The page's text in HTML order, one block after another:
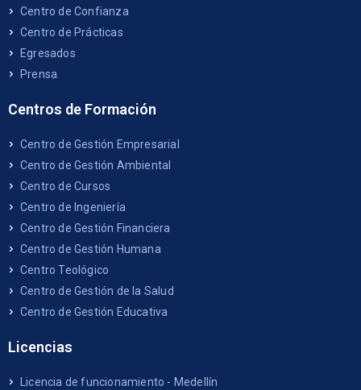
Centro de Confianza
Centro de Prácticas
Egresados
Prensa
Centros de Formación
Centro de Gestión Empresarial
Centro de Gestión Ambiental
Centro de Cursos
Centro de Ingeniería
Centro de Gestión Financiera
Centro de Gestión Humana
Centro Teológico
Centro de Gestión de la Salud
Centro de Gestión Educativa
Licencias
Licencia de funcionamiento - Medellín